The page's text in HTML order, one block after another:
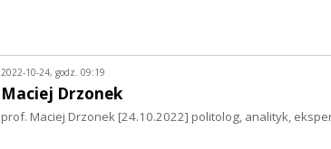
2022-10-24, godz. 09:19
Maciej Drzonek
prof. Maciej Drzonek [24.10.2022] politolog, analityk,